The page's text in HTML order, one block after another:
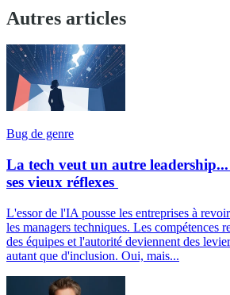
Autres articles
Bug de genre
La tech veut un autre leadership...
ses vieux réflexes
L'essor de l'IA pousse les entreprises à
les managers techniques. Les compétences
des équipes et l'autorité deviennent des
autant que d'inclusion. Oui, mais...